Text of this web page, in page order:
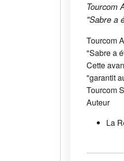
Tourcom
"Sabre a
Tourcom
"Sabre a
Cette
"garantit
Tourcom
Auteur
La